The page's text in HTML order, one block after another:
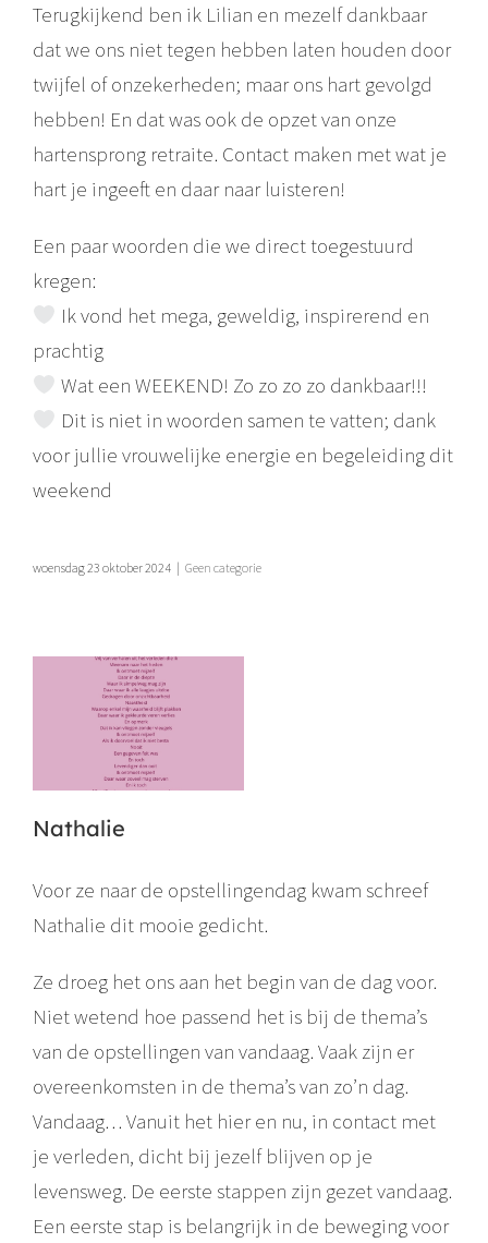
Terugkijkend ben ik Lilian en mezelf dankbaar
dat we ons niet tegen hebben laten houden door
twijfel of onzekerheden; maar ons hart gevolgd
hebben! En dat was ook de opzet van onze
hartensprong retraite. Contact maken met wat je
hart je ingeeft en daar naar luisteren!
Een paar woorden die we direct toegestuurd
kregen:
Ik vond het mega, geweldig, inspirerend en
prachtig
Wat een WEEKEND! Zo zo zo zo dankbaar!!!
Dit is niet in woorden samen te vatten; dank
voor jullie vrouwelijke energie en begeleiding dit
weekend
woensdag 23 oktober 2024 | Geen categorie
Nathalie
Voor ze naar de opstellingendag kwam schreef
Nathalie dit mooie gedicht.
Ze droeg het ons aan het begin van de dag voor.
Niet wetend hoe passend het is bij de thema’s
van de opstellingen van vandaag. Vaak zijn er
overeenkomsten in de thema’s van zo’n dag.
Vandaag… Vanuit het hier en nu, in contact met
je verleden, dicht bij jezelf blijven op je
levensweg. De eerste stappen zijn gezet vandaag.
Een eerste stap is belangrijk in de beweging voor